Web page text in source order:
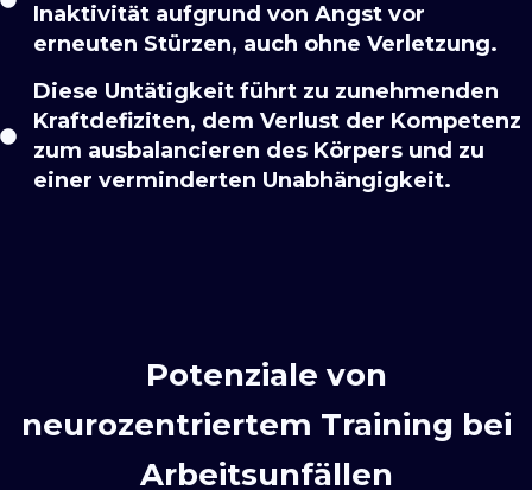
Inaktivität aufgrund von Angst vor
erneuten Stürzen, auch ohne Verletzung.
Diese Untätigkeit führt zu zunehmenden
Kraftdefiziten, dem Verlust der Kompetenz
zum ausbalancieren des Körpers und zu
einer verminderten Unabhängigkeit.
Potenziale von
neurozentriertem Training bei
Arbeitsunfällen